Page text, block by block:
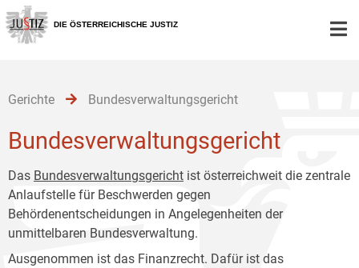
Zur
Hauptnavigation
[1]
Zum
Inhalt
[2]
Zum
Untermenü
[3]
DIE ÖSTERREICHISCHE JUSTIZ
Gerichte Bundesverwaltungsgericht
Bundesverwaltungsgericht
Das Bundesverwaltungsgericht ist österreichweit die zentrale
Anlaufstelle für Beschwerden gegen
Behördenentscheidungen in Angelegenheiten der
unmittelbaren Bundesverwaltung.
Ausgenommen ist das Finanzrecht. Dafür ist das